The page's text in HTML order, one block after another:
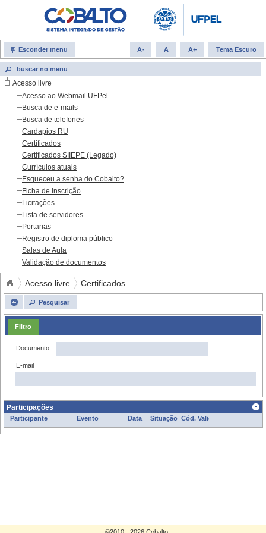
Esconder menu A- A A+ Tema Escuro
Acesso livre
Acesso ao Webmail UFPel
Busca de e-mails
Busca de telefones
Cardapios RU
Certificados
Certificados SIIEPE (Legado)
Currículos atuais
Esqueceu a senha do Cobalto?
Ficha de Inscrição
Licitações
Lista de servidores
Portarias
Registro de diploma público
Salas de Aula
Validação de documentos
Acesso livre Certificados
Pesquisar
Filtro
Documento
E-mail
Participações
Participante Evento Data Situação Cód. Validação